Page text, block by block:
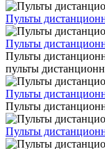
Пульты
Пульты
Пульты
пульты
Пульты
Пульты
Пульты